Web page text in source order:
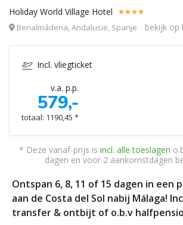
Holiday World Village Hotel
Benalmádena, Andalusië, Spanje bekijk op
Incl. vliegticket
v.a. p.p.
579,-
totaal: 1190,45 *
* Deze vanaf-prijs is incl. alle toeslagen
dagen en voor 2 aankomstdagen
Ontspan 6, 8, 11 of 15 dagen in een
aan de Costa del Sol nabij Málaga!
transfer & ontbijt of o.b.v